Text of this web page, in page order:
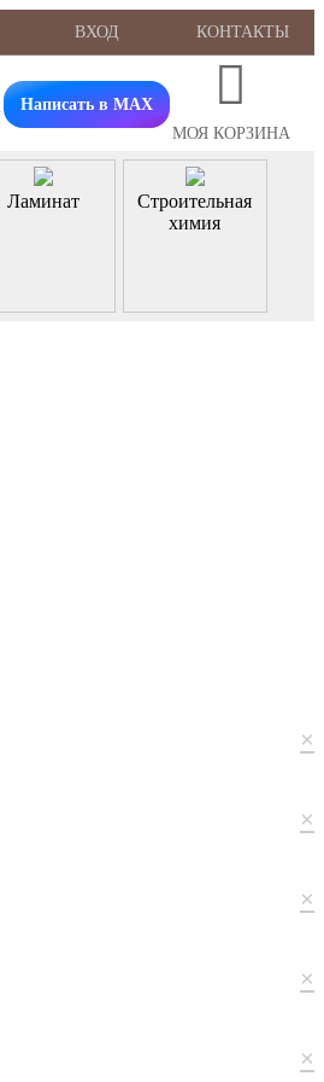
ВХОД КОНТАКТЫ
Написать в MAX
МОЯ КОРЗИНА
Ламинат
Строительная
химия
×
×
×
×
×